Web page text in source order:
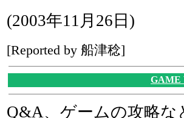
(2003年11月26日)
[Reported by 船津稔]
GAME
Q&A、ゲームの攻略